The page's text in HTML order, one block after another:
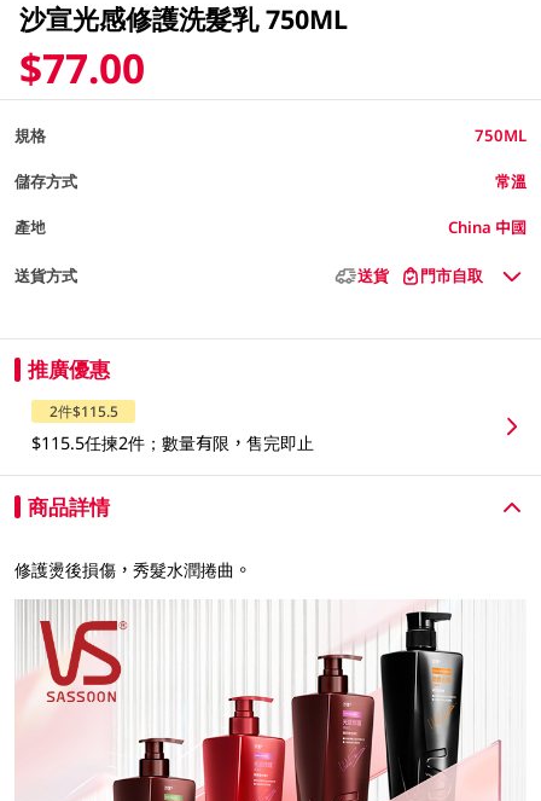
沙宣光感修護洗髮乳 750ML
$77.00
規格 750ML
儲存方式 常溫
產地 China 中國
送貨方式 送貨 門市自取
推廣優惠
2件$115.5
$115.5任揀2件；數量有限，售完即止
商品詳情
修護燙後損傷，秀髮水潤捲曲。